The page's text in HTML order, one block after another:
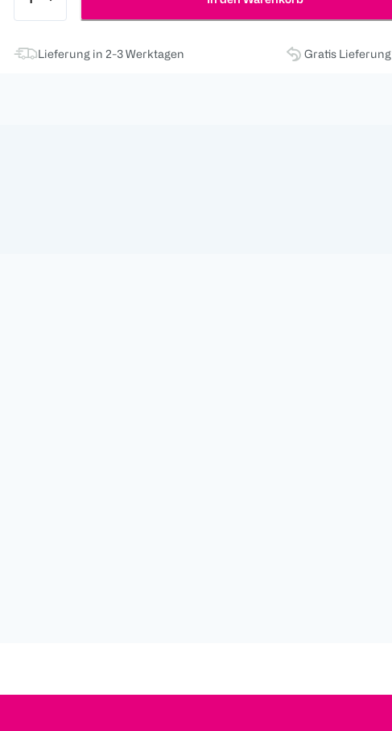
Lieferung in 2-3 Werktagen Gratis